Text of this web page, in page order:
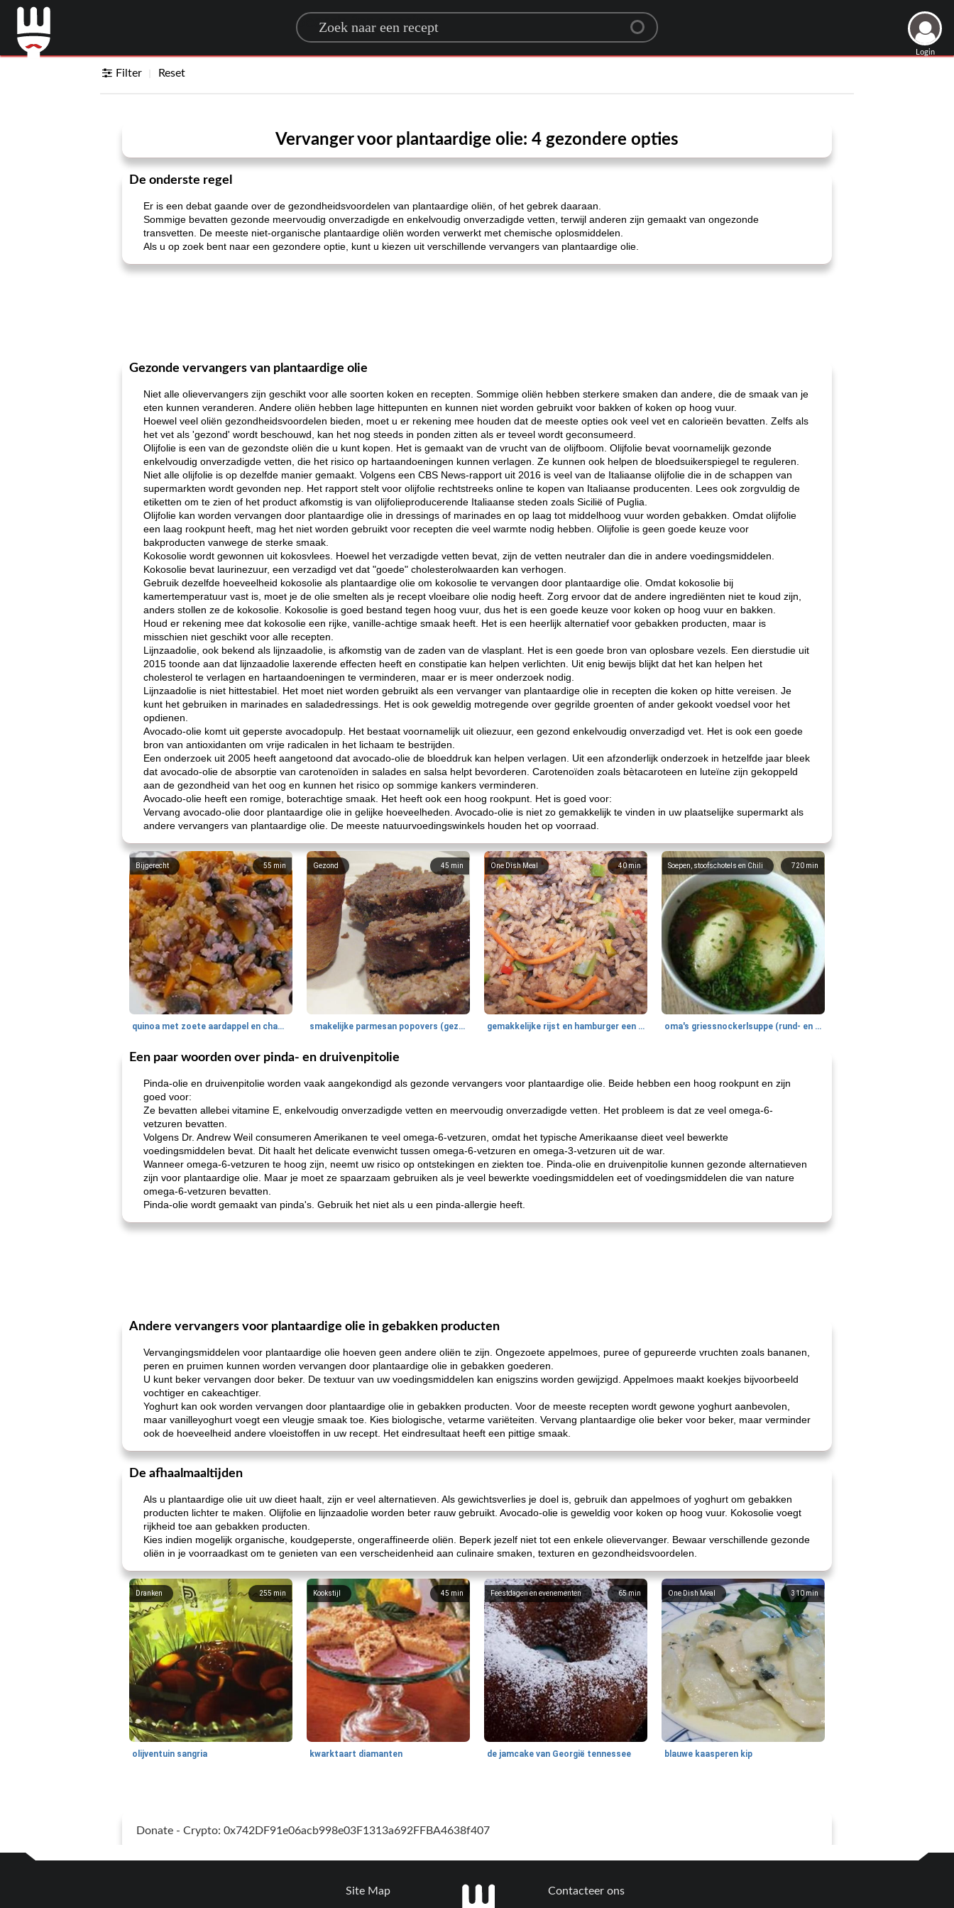
Search for a recipe
Login
Filter Reset
Vervanger voor plantaardige olie: 4 gezondere opties
De onderste regel
Er is een debat gaande over de gezondheidsvoordelen van plantaardige oliën, of het gebrek daaraan.
Sommige bevatten gezonde meervoudig onverzadigde en enkelvoudig onverzadigde vetten, terwijl anderen zijn gemaakt van ongezonde
transvetten. De meeste niet-organische plantaardige oliën worden verwerkt met chemische oplosmiddelen.
Als u op zoek bent naar een gezondere optie, kunt u kiezen uit verschillende vervangers van plantaardige olie.
Gezonde vervangers van plantaardige olie
Niet alle olievervangers zijn geschikt voor alle soorten koken en recepten. Sommige oliën hebben sterkere smaken dan andere, die de smaak van je
eten kunnen veranderen. Andere oliën hebben lage hittepunten en kunnen niet worden gebruikt voor bakken of koken op hoog vuur.
Hoewel veel oliën gezondheidsvoordelen bieden, moet u er rekening mee houden dat de meeste opties ook veel vet en calorieën bevatten. Zelfs als
het vet als 'gezond' wordt beschouwd, kan het nog steeds in ponden zitten als er teveel wordt geconsumeerd.
Olijfolie is een van de gezondste oliën die u kunt kopen. Het is gemaakt van de vrucht van de olijfboom. Olijfolie bevat voornamelijk gezonde
enkelvoudig onverzadigde vetten, die het risico op hartaandoeningen kunnen verlagen. Ze kunnen ook helpen de bloedsuikerspiegel te reguleren.
Niet alle olijfolie is op dezelfde manier gemaakt. Volgens een CBS News-rapport uit 2016 is veel van de Italiaanse olijfolie die in de schappen van
supermarkten wordt gevonden nep. Het rapport stelt voor olijfolie rechtstreeks online te kopen van Italiaanse producenten. Lees ook zorgvuldig de
etiketten om te zien of het product afkomstig is van olijfolieproducerende Italiaanse steden zoals Sicilië of Puglia.
Olijfolie kan worden vervangen door plantaardige olie in dressings of marinades en op laag tot middelhoog vuur worden gebakken. Omdat olijfolie
een laag rookpunt heeft, mag het niet worden gebruikt voor recepten die veel warmte nodig hebben. Olijfolie is geen goede keuze voor
bakproducten vanwege de sterke smaak.
Kokosolie wordt gewonnen uit kokosvlees. Hoewel het verzadigde vetten bevat, zijn de vetten neutraler dan die in andere voedingsmiddelen.
Kokosolie bevat laurinezuur, een verzadigd vet dat "goede" cholesterolwaarden kan verhogen.
Gebruik dezelfde hoeveelheid kokosolie als plantaardige olie om kokosolie te vervangen door plantaardige olie. Omdat kokosolie bij
kamertemperatuur vast is, moet je de olie smelten als je recept vloeibare olie nodig heeft. Zorg ervoor dat de andere ingrediënten niet te koud zijn,
anders stollen ze de kokosolie. Kokosolie is goed bestand tegen hoog vuur, dus het is een goede keuze voor koken op hoog vuur en bakken.
Houd er rekening mee dat kokosolie een rijke, vanille-achtige smaak heeft. Het is een heerlijk alternatief voor gebakken producten, maar is
misschien niet geschikt voor alle recepten.
Lijnzaadolie, ook bekend als lijnzaadolie, is afkomstig van de zaden van de vlasplant. Het is een goede bron van oplosbare vezels. Een dierstudie uit
2015 toonde aan dat lijnzaadolie laxerende effecten heeft en constipatie kan helpen verlichten. Uit enig bewijs blijkt dat het kan helpen het
cholesterol te verlagen en hartaandoeningen te verminderen, maar er is meer onderzoek nodig.
Lijnzaadolie is niet hittestabiel. Het moet niet worden gebruikt als een vervanger van plantaardige olie in recepten die koken op hitte vereisen. Je
kunt het gebruiken in marinades en saladedressings. Het is ook geweldig motregende over gegrilde groenten of ander gekookt voedsel voor het
opdienen.
Avocado-olie komt uit geperste avocadopulp. Het bestaat voornamelijk uit oliezuur, een gezond enkelvoudig onverzadigd vet. Het is ook een goede
bron van antioxidanten om vrije radicalen in het lichaam te bestrijden.
Een onderzoek uit 2005 heeft aangetoond dat avocado-olie de bloeddruk kan helpen verlagen. Uit een afzonderlijk onderzoek in hetzelfde jaar bleek
dat avocado-olie de absorptie van carotenoïden in salades en salsa helpt bevorderen. Carotenoïden zoals bètacaroteen en luteïne zijn gekoppeld
aan de gezondheid van het oog en kunnen het risico op sommige kankers verminderen.
Avocado-olie heeft een romige, boterachtige smaak. Het heeft ook een hoog rookpunt. Het is goed voor:
Vervang avocado-olie door plantaardige olie in gelijke hoeveelheden. Avocado-olie is niet zo gemakkelijk te vinden in uw plaatselijke supermarkt als
andere vervangers van plantaardige olie. De meeste natuurvoedingswinkels houden het op voorraad.
55 min
Bijgerecht
quinoa met zoete aardappel en champignons
45 min
Gezond
smakelijke parmesan popovers (gezonder!)
40min
One Dish Meal
gemakkelijke rijst en hamburger een gerecht diner
720 min
Soepen, stoofschotels en Chili
oma's griessnockerlsuppe (rund- en griesmeelknoedelsoep)
Een paar woorden over pinda- en druivenpitolie
Pinda-olie en druivenpitolie worden vaak aangekondigd als gezonde vervangers voor plantaardige olie. Beide hebben een hoog rookpunt en zijn
goed voor:
Ze bevatten allebei vitamine E, enkelvoudig onverzadigde vetten en meervoudig onverzadigde vetten. Het probleem is dat ze veel omega-6-
vetzuren bevatten.
Volgens Dr. Andrew Weil consumeren Amerikanen te veel omega-6-vetzuren, omdat het typische Amerikaanse dieet veel bewerkte
voedingsmiddelen bevat. Dit haalt het delicate evenwicht tussen omega-6-vetzuren en omega-3-vetzuren uit de war.
Wanneer omega-6-vetzuren te hoog zijn, neemt uw risico op ontstekingen en ziekten toe. Pinda-olie en druivenpitolie kunnen gezonde alternatieven
zijn voor plantaardige olie. Maar je moet ze spaarzaam gebruiken als je veel bewerkte voedingsmiddelen eet of voedingsmiddelen die van nature
omega-6-vetzuren bevatten.
Pinda-olie wordt gemaakt van pinda's. Gebruik het niet als u een pinda-allergie heeft.
Andere vervangers voor plantaardige olie in gebakken producten
Vervangingsmiddelen voor plantaardige olie hoeven geen andere oliën te zijn. Ongezoete appelmoes, puree of gepureerde vruchten zoals bananen,
peren en pruimen kunnen worden vervangen door plantaardige olie in gebakken goederen.
U kunt beker vervangen door beker. De textuur van uw voedingsmiddelen kan enigszins worden gewijzigd. Appelmoes maakt koekjes bijvoorbeeld
vochtiger en cakeachtiger.
Yoghurt kan ook worden vervangen door plantaardige olie in gebakken producten. Voor de meeste recepten wordt gewone yoghurt aanbevolen,
maar vanilleyoghurt voegt een vleugje smaak toe. Kies biologische, vetarme variëteiten. Vervang plantaardige olie beker voor beker, maar verminder
ook de hoeveelheid andere vloeistoffen in uw recept. Het eindresultaat heeft een pittige smaak.
De afhaalmaaltijden
Als u plantaardige olie uit uw dieet haalt, zijn er veel alternatieven. Als gewichtsverlies je doel is, gebruik dan appelmoes of yoghurt om gebakken
producten lichter te maken. Olijfolie en lijnzaadolie worden beter rauw gebruikt. Avocado-olie is geweldig voor koken op hoog vuur. Kokosolie voegt
rijkheid toe aan gebakken producten.
Kies indien mogelijk organische, koudgeperste, ongeraffineerde oliën. Beperk jezelf niet tot een enkele olievervanger. Bewaar verschillende gezonde
oliën in je voorraadkast om te genieten van een verscheidenheid aan culinaire smaken, texturen en gezondheidsvoordelen.
255 min
Dranken
olijventuin sangria
45 min
Kookstijl
kwarktaart diamanten
65min
Feestdagen en evenementen
de jamcake van Georgië tennessee
310 min
One Dish Meal
blauwe kaasperen kip
Donate - Crypto: 0x742DF91e06acb998e03F1313a692FFBA4638f407
Site Map Contacteer ons